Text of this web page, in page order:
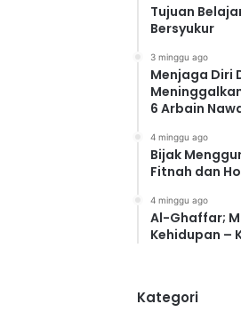
Tujuan
Bersyukur
3 minggu ago
Menjaga Diri
6 Arbain
4 minggu ago
Bijak
Fitnah dan
4 minggu ago
Al-Ghaffar;
Kehidupan –
Kategori